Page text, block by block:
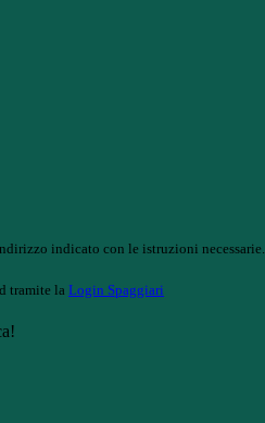
indicato con le istruzioni necessarie.
tramite la Login Spaggiari